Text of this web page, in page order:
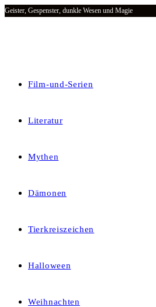
Zum
Geister, Gespenster, dunkle Wesen und Magie
Film-und-Serien
Literatur
Mythen
Dämonen
Tierkreiszeichen
Halloween
Weihnachten